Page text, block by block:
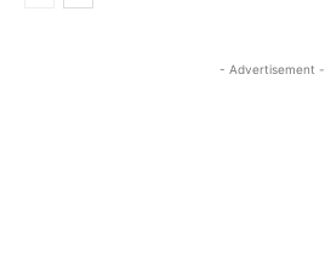
- Advertisement -